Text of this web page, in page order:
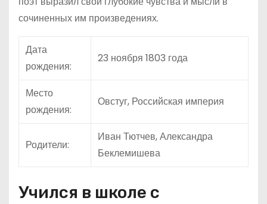
сочиненных им произведениях.
Дата
рождения:
23 ноября 1803 года
Место
рождения:
Овстуг, Российская империя
Родители:
Иван Тютчев, Александра
Беклемишева
Учился в школе с